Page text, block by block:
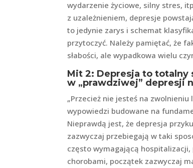
wydarzenie życiowe, silny stres,
z uzależnieniem, depresje
to jedynie zarys i schemat
przytoczyć. Należy pamiętać, że
słabości, ale wypadkowa wielu
Mit 2: Depresja to totalny
w „prawdziwej” depresji
„Przecież nie jesteś na
wypowiedzi budowane na
Nieprawdą jest, że depresja
zazwyczaj przebiegają w taki
często wymagającą
chorobami, początek zazwyczaj